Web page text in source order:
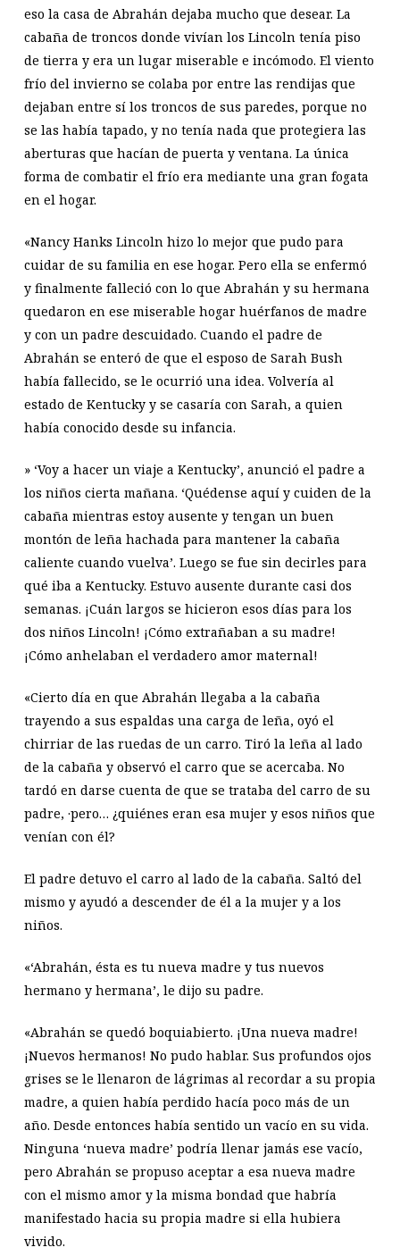
eso la casa de Abrahán dejaba mucho que desear. La
cabaña de troncos donde vivían los Lincoln tenía piso
de tierra y era un lugar miserable e incómodo. El viento
frío del invierno se colaba por entre las rendijas que
dejaban entre sí los troncos de sus paredes, porque no
se las había tapado, y no tenía nada que protegiera las
aberturas que hacían de puerta y ventana. La única
forma de combatir el frío era mediante una gran fogata
en el hogar.
«Nancy Hanks Lincoln hizo lo mejor que pudo para
cuidar de su familia en ese hogar. Pero ella se enfermó
y finalmente falleció con lo que Abrahán y su hermana
quedaron en ese miserable hogar huérfanos de madre
y con un padre descuidado. Cuando el padre de
Abrahán se enteró de que el esposo de Sarah Bush
había fallecido, se le ocurrió una idea. Volvería al
estado de Kentucky y se casaría con Sarah, a quien
había conocido desde su infancia.
» ‘Voy a hacer un viaje a Kentucky’, anunció el padre a
los niños cierta mañana. ‘Quédense aquí y cuiden de la
cabaña mientras estoy ausente y tengan un buen
montón de leña hachada para mantener la cabaña
caliente cuando vuelva’. Luego se fue sin decirles para
qué iba a Kentucky. Estuvo ausente durante casi dos
semanas. ¡Cuán largos se hicieron esos días para los
dos niños Lincoln! ¡Cómo extrañaban a su madre!
¡Cómo anhelaban el verdadero amor maternal!
«Cierto día en que Abrahán llegaba a la cabaña
trayendo a sus espaldas una carga de leña, oyó el
chirriar de las ruedas de un carro. Tiró la leña al lado
de la cabaña y observó el carro que se acercaba. No
tardó en darse cuenta de que se trataba del carro de su
padre, ·pero… ¿quiénes eran esa mujer y esos niños que
venían con él?
El padre detuvo el carro al lado de la cabaña. Saltó del
mismo y ayudó a descender de él a la mujer y a los
niños.
«‘Abrahán, ésta es tu nueva madre y tus nuevos
hermano y hermana’, le dijo su padre.
«Abrahán se quedó boquiabierto. ¡Una nueva madre!
¡Nuevos hermanos! No pudo hablar. Sus profundos ojos
grises se le llenaron de lágrimas al recordar a su propia
madre, a quien había perdido hacía poco más de un
año. Desde entonces había sentido un vacío en su vida.
Ninguna ‘nueva madre’ podría llenar jamás ese vacío,
pero Abrahán se propuso aceptar a esa nueva madre
con el mismo amor y la misma bondad que habría
manifestado hacia su propia madre si ella hubiera
vivido.